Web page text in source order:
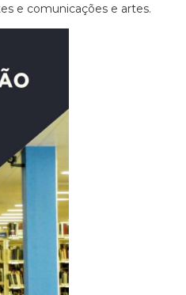
e comunicações e artes.